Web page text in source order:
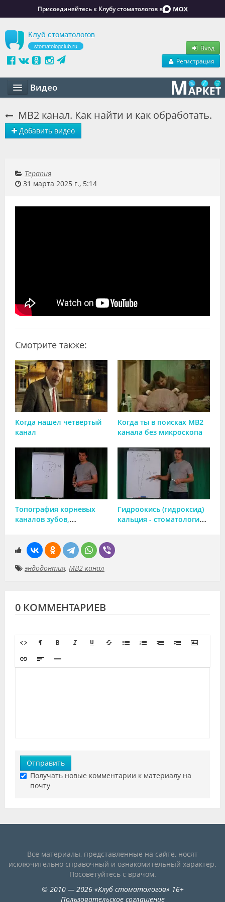
Присоединяйтесь к Клубу стоматологов в
Клуб стоматологов
stomatologclub.ru
Вход
Регистрация
Видео
Маркет
Вакансии
Специалисты
Галерея
Блоги
Лаборатории
Добавить видео
MB2 канал. Как найти и как обработать.
Терапия
31 марта 2025 г., 5:14
Смотрите также:
Когда нашел четвертый
канал
Когда ты в поисках MB2
канала без микроскопа
Топография корневых
каналов зубов,
количества устьев
корневых каналов
Гидроокись (гидроксид)
кальция - стоматология,
эндодонтия, MB2 канал
0 КОММЕНТАРИЕВ
Отправить
Получать новые комментарии к материалу на
почту
Все материалы, представленные на сайте, носят
исключительно справочный и ознакомительный характер.
Посоветуйтесь с врачом.
© 2010— 2026«Клуб стоматологов» 16+
Пользовательское соглашение